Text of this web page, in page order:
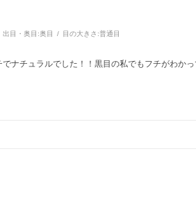
出目・奥目:奥目 目の大きさ:普通目
ナチュラルでした！！黒目の私でもフチがわか